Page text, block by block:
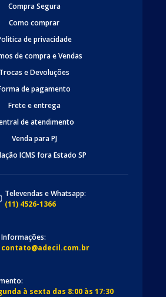
Compra Segura
Como comprar
de privacidade
de compra e Vendas
Trocas e Devoluções
de pagamento
Frete e entrega
de atendimento
Venda para PJ
ICMS fora Estado SP
Televendas e Whatsapp:
(11) 4526-1366
Informações:
contato@adecil.com.br
à sexta das 8:00 às 17:30